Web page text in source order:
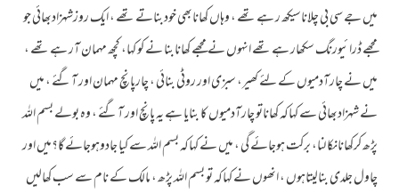
میں جے سی بی چلاناسیکھ ر ہے تھے ، وہاں کھانابھی خودبناتے تھے ، ایک روزشہزادبھائی جو
مجھے ڈرائیورنگ سکھار ہے تھے انہوں نے مجھے کھانابنا نے کو کہا، کچھ مہمان آر ہے تھے ،
میں نے چارآدمیوں کے لئے کھیر، سبزی اور روٹی بنائی ، چارپانچ مہمان اور آگئے ، میں
نے شہزادبھائی سے کہاکہ کھاناتو چارآدمیوں کا بنایا ہے یہ پانچ اور آگئے ، وہ بولے بسم اللہ
پڑھ کرکھانانکا لنا، برکت ہوجائے گی ، میں نے کہاکہ بسم اللہ سے کیا جادوہوجائے گا؟میں اور
چاول جلدی بنالیتاہوں ، انھوں نے کہاکہ تو بسم اللہ پڑھ ، مالک کے نام سے سب کھالیں